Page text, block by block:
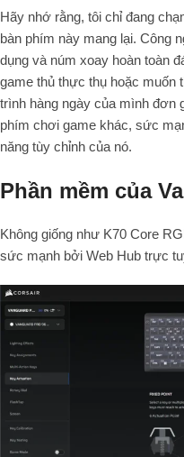
Hãy nhớ rằng, tôi chỉ đang
bàn phím này mang lại. Công
dụng và núm xoay hoàn toàn
game thủ thực thụ hoặc muốn
trình hàng ngày của mình đơn
phím chơi game khác, sức
năng tùy chỉnh của nó.
Phần mềm của
Không giống như K70 Core
sức mạnh bởi Web Hub trực